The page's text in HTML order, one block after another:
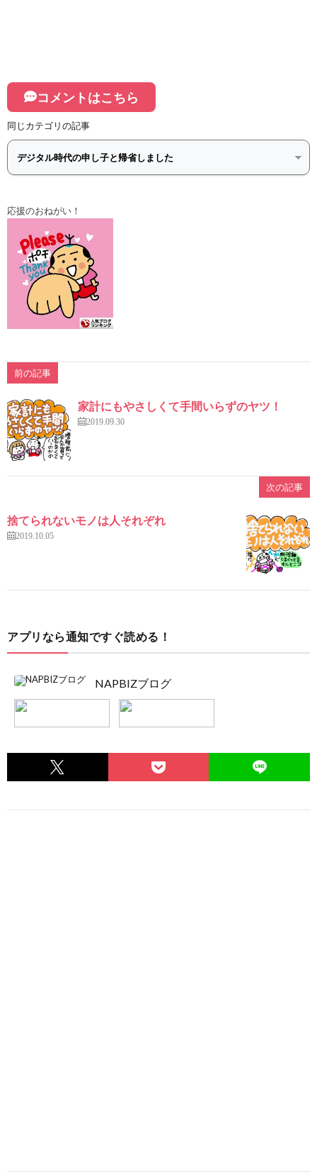
コメントはこちら
同じカテゴリの記事
応援のおねがい！
前の記事
家計にもやさしくて手間いらずのヤツ！
2019.09.30
次の記事
捨てられないモノは人それぞれ
2019.10.05
アプリなら通知ですぐ読める！
NAPBIZブログ